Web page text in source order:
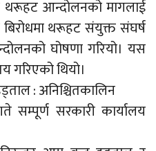
थरूहट आन्दोलनको मागलाई
थरूहट संयुक्त संघर्ष
घोषणा गरियो। यस
गरिएको थियो।
: अनिश्चितकालिन
सरकारी कार्यालय